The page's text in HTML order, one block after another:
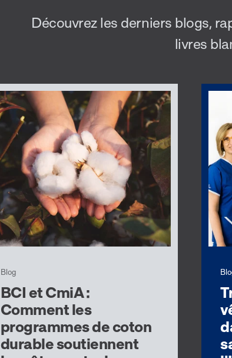
alimentaires contre les
Découvrez les derniers blogs,
livres
Blog
BCI et CmiA :
Comment les
programmes de coton
durable soutiennent